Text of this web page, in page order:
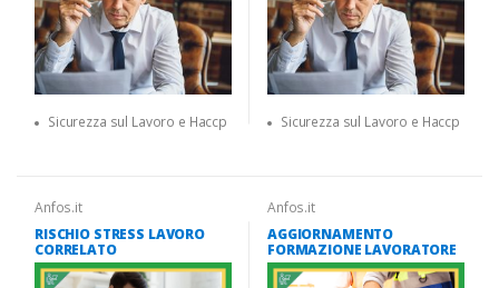
Sicurezza sul Lavoro e Haccp Sicurezza sul Lavoro e Haccp
Anfos.it
RISCHIO STRESS LAVORO
CORRELATO
Anfos.it
AGGIORNAMENTO
FORMAZIONE LAVORATORE